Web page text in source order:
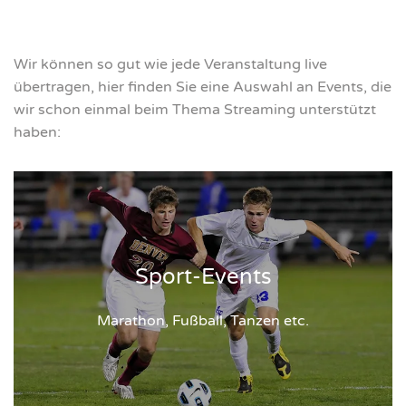
Wir können so gut wie jede Veranstaltung live
übertragen, hier finden Sie eine Auswahl an Events, die
wir schon einmal beim Thema Streaming unterstützt
haben:
Sport-Events
Marathon, Fußball, Tanzen etc.